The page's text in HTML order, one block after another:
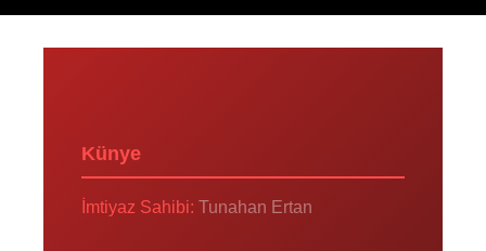
Künye
İmtiyaz Sahibi: Tunahan Ertan